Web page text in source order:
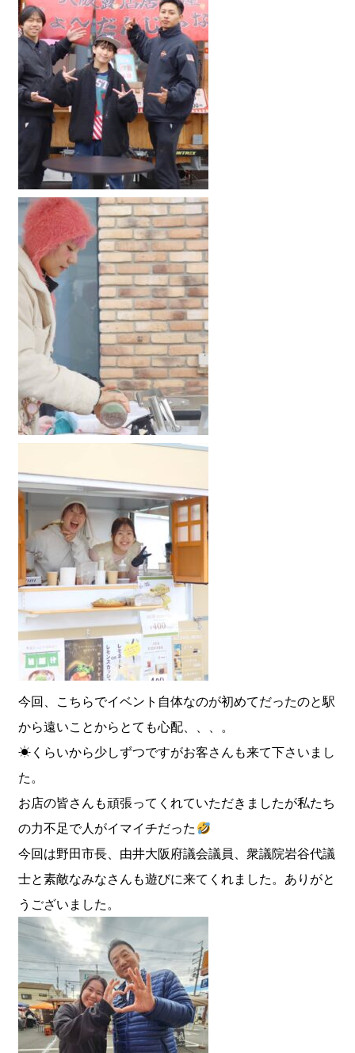
今回、こちらでイベント自体なのが初めてだったのと駅
から遠いことからとても心配、、、。
☀くらいから少しずつですがお客さんも来て下さいまし
た。
お店の皆さんも頑張ってくれていただきましたが私たち
の力不足で人がイマイチだった
今回は野田市長、由井大阪府議会議員、衆議院岩谷代議
士と素敵なみなさんも遊びに来てくれました。ありがと
うございました。